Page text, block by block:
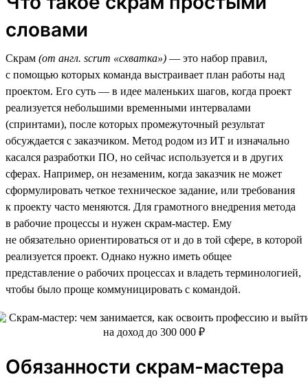
словами
Скрам (от англ. scrum «схватка») — это набор правил,
с помощью которых команда выстраивает план работы над
проектом. Его суть — в идее маленьких шагов, когда проект
реализуется небольшими временными интервалами
(спринтами), после которых промежуточный результат
обсуждается с заказчиком. Метод родом из ИТ и изначально
касался разработки ПО, но сейчас используется и в других
сферах. Например, он незаменим, когда заказчик не может
сформулировать четкое техническое задание, или требования
к проекту часто меняются. Для грамотного внедрения метода
в рабочие процессы и нужен скрам-мастер. Ему
не обязательно ориентироваться от и до в той сфере, в которой
реализуется проект. Однако нужно иметь общее
представление о рабочих процессах и владеть терминологией,
чтобы было проще коммуницировать с командой.
Обязанности скрам-мастера